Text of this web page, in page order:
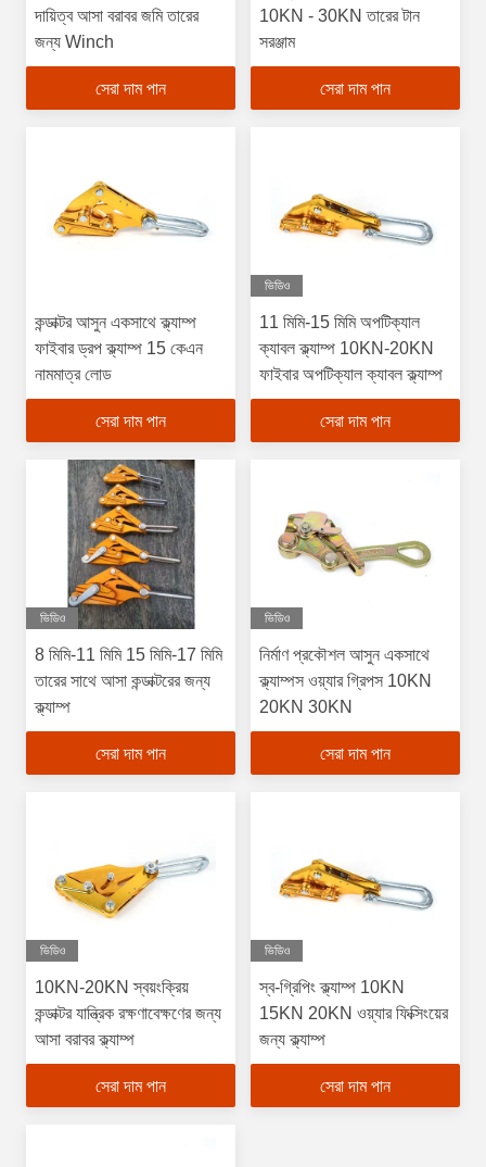
দায়িত্ব আসা বরাবর জমি তারের
জন্য Winch
সেরা দাম পান
10KN - 30KN তারের টান
সরঞ্জাম
সেরা দাম পান
কন্ডাক্টর আসুন একসাথে ক্ল্যাম্প
ফাইবার ড্রপ ক্ল্যাম্প 15 কেএন
নামমাত্র লোড
সেরা দাম পান
ভিডিও
11 মিমি-15 মিমি অপটিক্যাল
ক্যাবল ক্ল্যাম্প 10KN-20KN
ফাইবার অপটিক্যাল ক্যাবল ক্ল্যাম্প
সেরা দাম পান
ভিডিও
8 মিমি-11 মিমি 15 মিমি-17 মিমি
তারের সাথে আসা কন্ডাক্টরের জন্য
ক্ল্যাম্প
সেরা দাম পান
ভিডিও
নির্মাণ প্রকৌশল আসুন একসাথে
ক্ল্যাম্পস ওয়্যার গ্রিপস 10KN
20KN 30KN
সেরা দাম পান
ভিডিও
10KN-20KN স্বয়ংক্রিয়
কন্ডাক্টর যান্ত্রিক রক্ষণাবেক্ষণের জন্য
আসা বরাবর ক্ল্যাম্প
সেরা দাম পান
ভিডিও
স্ব-গ্রিপিং ক্ল্যাম্প 10KN
15KN 20KN ওয়্যার ফিক্সিংয়ের
জন্য ক্ল্যাম্প
সেরা দাম পান